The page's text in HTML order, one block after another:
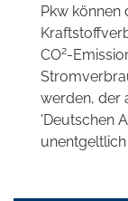
Pkw können
CO2-
werden, der
'Deutschen